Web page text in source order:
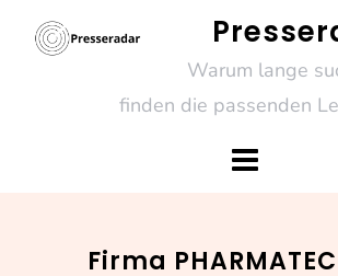
Warum lange
finden die passenden
Firma